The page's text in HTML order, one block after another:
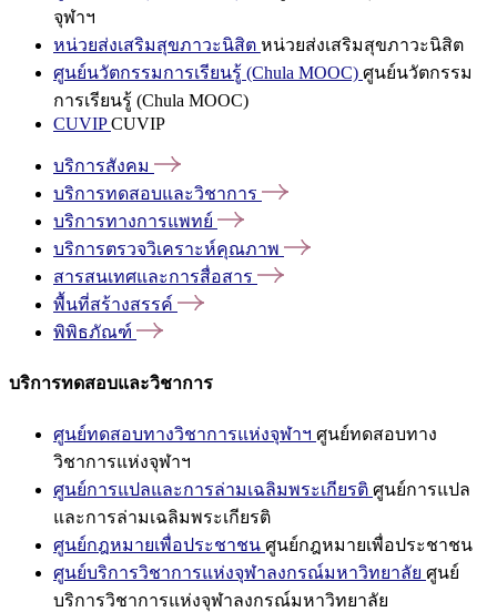
จุฬาฯ
หน่วยส่งเสริมสุขภาวะนิสิต หน่วยส่งเสริมสุขภาวะนิสิต
ศูนย์นวัตกรรมการเรียนรู้ (Chula MOOC) ศูนย์นวัตกรรม
การเรียนรู้ (Chula MOOC)
CUVIPCUVIP
บริการสังคม
บริการทดสอบและวิชาการ
บริการทางการแพทย์
บริการตรวจวิเคราะห์คุณภาพ
สารสนเทศและการสื่อสาร
พื้นที่สร้างสรรค์
พิพิธภัณฑ์
บริการทดสอบและวิชาการ
ศูนย์ทดสอบทางวิชาการแห่งจุฬาฯ ศูนย์ทดสอบทาง
วิชาการแห่งจุฬาฯ
ศูนย์การแปลและการล่ามเฉลิมพระเกียรติ ศูนย์การแปล
และการล่ามเฉลิมพระเกียรติ
ศูนย์กฎหมายเพื่อประชาชน ศูนย์กฎหมายเพื่อประชาชน
ศูนย์บริการวิชาการแห่งจุฬาลงกรณ์มหาวิทยาลัย ศูนย์
บริการวิชาการแห่งจุฬาลงกรณ์มหาวิทยาลัย